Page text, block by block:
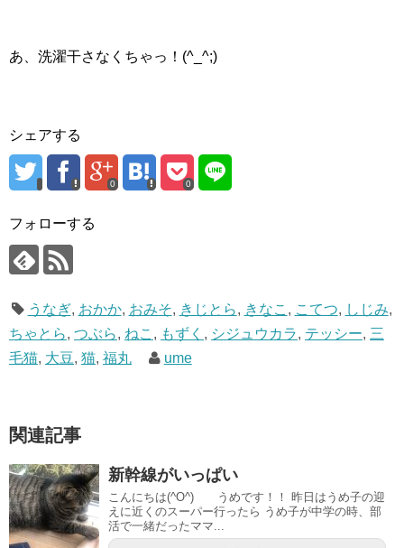
あ、洗濯干さなくちゃっ！(^_^;)
シェアする
0 0
フォローする
うなぎ, おかか, おみそ, きじとら, きなこ , こてつ, しじみ,
ちゃとら, つぶら, ねこ , もずく , シジュウカラ, テッシー, 三
毛猫, 大豆, 猫, 福丸 ume
関連記事
新幹線がいっぱい
こんにちは(^O^) うめです！！ 昨日はうめ子の迎
えに近くのスーパー行ったら うめ子が中学の時、部
活で一緒だったママ...